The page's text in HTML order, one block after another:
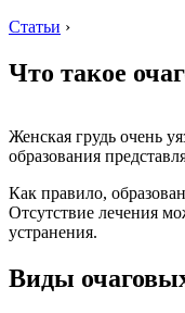
Статьи ›
Что такое
Женская грудь очень
образования
Как правило,
Отсутствие лечения
устранения.
Виды